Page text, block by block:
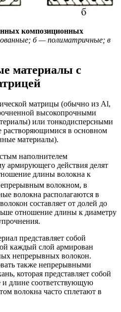
композиционных
б — полиматричные; в
материалы с
матрицы (обычно из Аl,
высокопрочными
или тонкодисперсными
растворяющимися в основном
материалы).
наполнителем
армирующего действия делят
длины волокна к
волокном, в
волокна располагаются в
составляет от долей до
отношение длины к диаметру
представляет собой
каждый слой армирован
непрерывных волокон.
также непрерывными
которая представляет собой
длине соответствующую
волокна часто сплетают в